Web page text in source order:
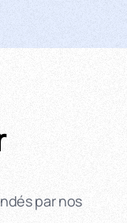
par nos